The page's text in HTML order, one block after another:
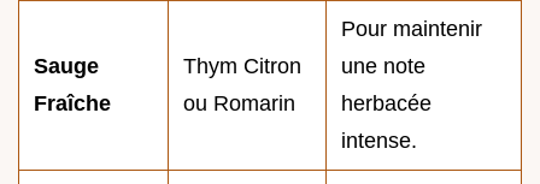
Sauge
Fraîche
Thym Citron
ou Romarin
Pour maintenir
une note
herbacée
intense.